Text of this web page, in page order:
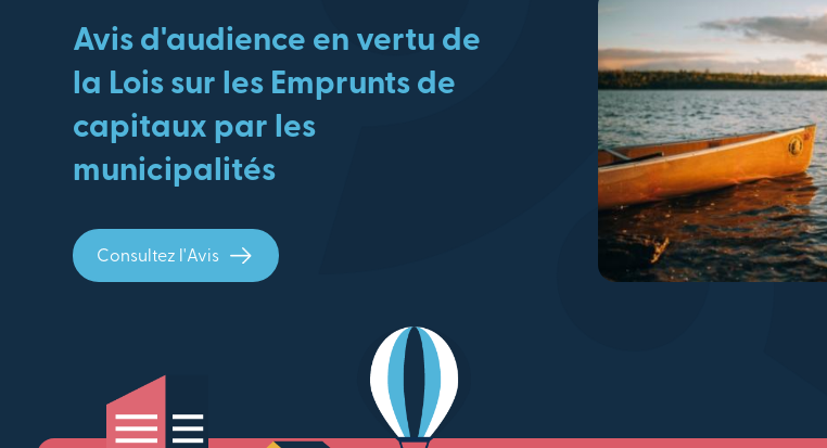
Avis d'audience en vertu de
la Lois sur les Emprunts de
capitaux par les
municipalités
Consultez l'Avis